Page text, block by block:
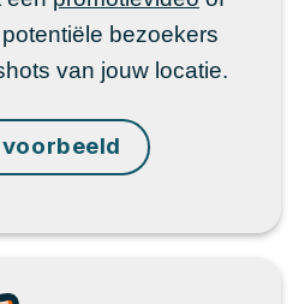
bezoekers
van jouw locatie.